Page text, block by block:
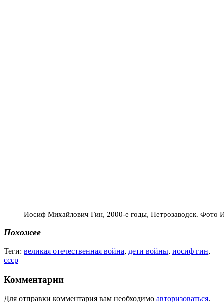
Иосиф Михайлович Гин, 2000-е годы, Петрозаводск. Фото
Похожее
Теги: великая отечественная война, дети войны, иосиф гин,
ссср
Комментарии
Для отправки комментария вам необходимо авторизоваться.